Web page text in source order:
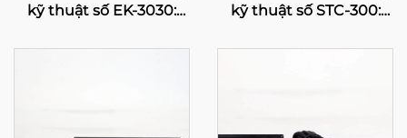
kỹ thuật số EK-3030:
tiên tiến cho ứng dụng
kỹ thuật số STC-300:
cho việc quản lý nhiệt